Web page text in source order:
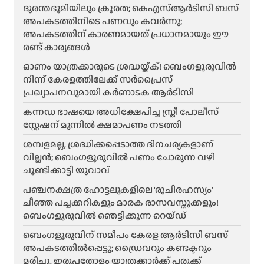
ദുരന്തഭൂമിയിലും ക്രൂരത; കെഎസ്ആർടിസി ബസ്
അപകടത്തിനിടെ പണവും കവർന്നു;
അപകടത്തിന് കാരണമായത് പ്രധാനമായും ഈ
രണ്ട് കാര്യങ്ങൾ
ഓണം യാത്രക്കാരുടെ ശ്രദ്ധയ്ക്ക്! ബെംഗളൂരുവിൽ
നിന്ന് കേരളത്തിലേക്ക് സർപ്രൈസ്
പ്രഖ്യാപനവുമായി കർണാടക ആർടിസി
കന്നഡ ഭാഷയെ അധിക്ഷേപിച്ച സ്ത്രീ പോലീസ്
സ്റ്റേഷന് മുന്നിൽ ക്ഷമാപണം നടത്തി
ശമ്പളമല്ല, ശ്രദ്ധിക്കപ്പെടാത്ത ദിനചര്യകളാണ്
വില്ലൻ; ബെംഗളൂരുവിൽ പണം ചോരുന്ന വഴി
ചൂണ്ടിക്കാട്ടി യുവാവ്
പഞ്ചനക്ഷത്ര ഹോട്ടലുകളിലെ ‘രുചിരഹസ്യം’
ചീഞ്ഞ പച്ചക്കറികളും മാരക രാസവസ്തുക്കളും!
ബെംഗളൂരുവിൽ ഞെട്ടിക്കുന്ന റെയ്ഡ്
ബെംഗളൂരുവിന് സമീപം കേരള ആർടിസി ബസ്
അപകടത്തിൽപ്പെട്ടു; ഡ്രൈവറും കണ്ടക്ടറും
മരിച്ചു, ഇരുപതോളം യാത്രക്കാർക്ക് പരുക്ക്